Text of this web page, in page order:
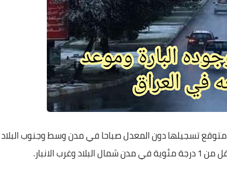
متوقع تسجيلها دون المعدل صباحا في مدن وسط وجنوب البلاد